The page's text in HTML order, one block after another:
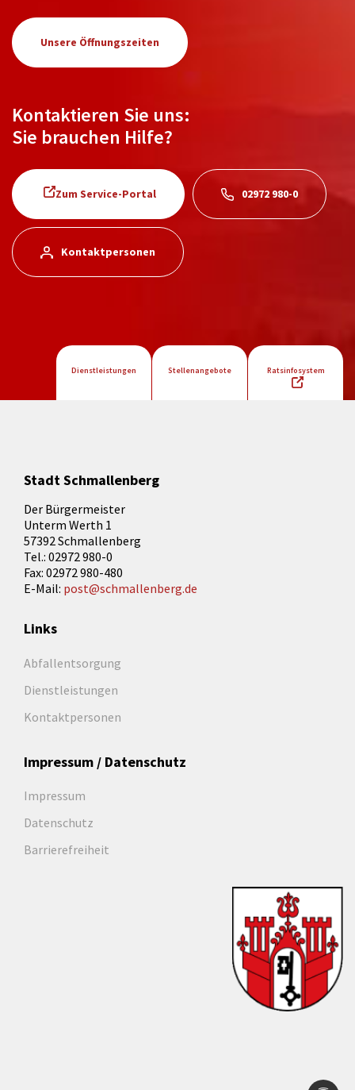
Unsere Öffnungszeiten
Kontaktieren Sie uns:
Sie brauchen Hilfe?
Zum Service-Portal 02972 980-0
Kontaktpersonen
Dienstleistungen Stellenangebote Ratsinfosystem
Stadt Schmallenberg
Der Bürgermeister
Unterm Werth 1
57392 Schmallenberg
Tel.: 02972 980-0
Fax: 02972 980-480
E-Mail: post@schmallenberg.de
Links
Abfallentsorgung
Dienstleistungen
Kontaktpersonen
Impressum / Datenschutz
Impressum
Datenschutz
Barrierefreiheit